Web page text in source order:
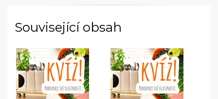
Související obsah